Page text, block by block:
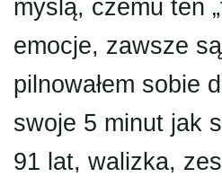
myślą, czemu ten
emocje, zawsze
pilnowałem sobie
swoje 5 minut jak
91 lat, walizka,